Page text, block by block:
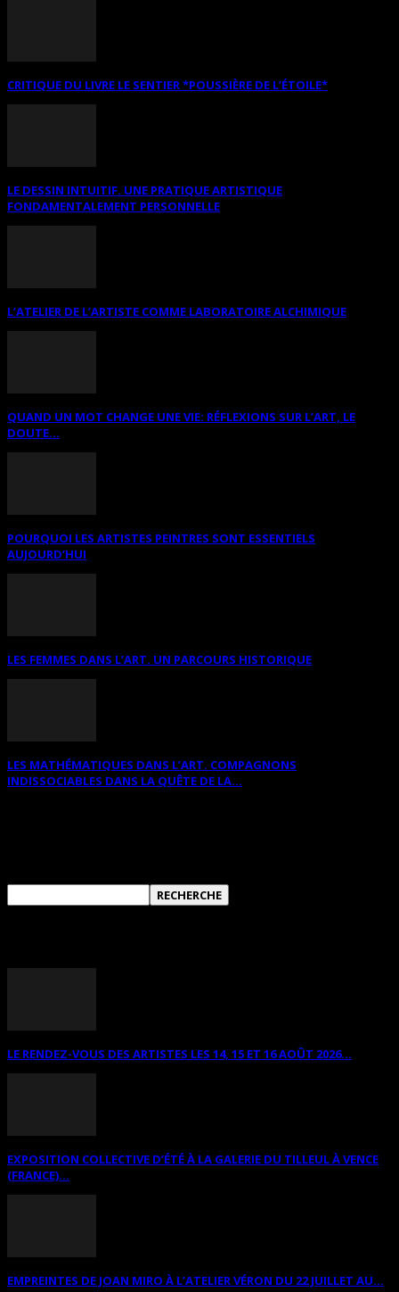
CRITIQUE DU LIVRE LE SENTIER *POUSSIÈRE DE L’ÉTOILE*
LE DESSIN INTUITIF. UNE PRATIQUE ARTISTIQUE
FONDAMENTALEMENT PERSONNELLE
L’ATELIER DE L’ARTISTE COMME LABORATOIRE ALCHIMIQUE
QUAND UN MOT CHANGE UNE VIE: RÉFLEXIONS SUR L’ART, LE
DOUTE...
POURQUOI LES ARTISTES PEINTRES SONT ESSENTIELS
AUJOURD’HUI
LES FEMMES DANS L’ART. UN PARCOURS HISTORIQUE
LES MATHÉMATIQUES DANS L’ART. COMPAGNONS
INDISSOCIABLES DANS LA QUÊTE DE LA...
LE RENDEZ-VOUS DES ARTISTES LES 14, 15 ET 16 AOÛT 2026...
EXPOSITION COLLECTIVE D’ÉTÉ À LA GALERIE DU TILLEUL À VENCE
(FRANCE)...
EMPREINTES DE JOAN MIRO À L’ATELIER VÉRON DU 22 JUILLET AU...